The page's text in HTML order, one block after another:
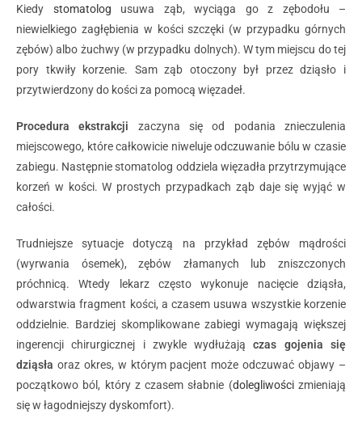
Kiedy stomatolog usuwa ząb, wyciąga go z zębodołu –
niewielkiego zagłębienia w kości szczęki (w przypadku górnych
zębów) albo żuchwy (w przypadku dolnych). W tym miejscu do tej
pory tkwiły korzenie. Sam ząb otoczony był przez dziąsło i
przytwierdzony do kości za pomocą więzadeł.
Procedura ekstrakcji zaczyna się od podania znieczulenia
miejscowego, które całkowicie niweluje odczuwanie bólu w czasie
zabiegu. Następnie stomatolog oddziela więzadła przytrzymujące
korzeń w kości. W prostych przypadkach ząb daje się wyjąć w
całości.
Trudniejsze sytuacje dotyczą na przykład zębów mądrości
(wyrwania ósemek), zębów złamanych lub zniszczonych
próchnicą. Wtedy lekarz często wykonuje nacięcie dziąsła,
odwarstwia fragment kości, a czasem usuwa wszystkie korzenie
oddzielnie. Bardziej skomplikowane zabiegi wymagają większej
ingerencji chirurgicznej i zwykle wydłużajączas gojenia się
dziąsła oraz okres, w którym pacjent może odczuwać objawy –
początkowo ból, który z czasem słabnie (dolegliwościzmieniają
się w łagodniejszy dyskomfort).